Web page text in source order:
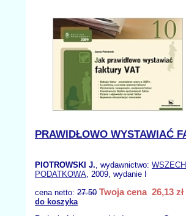
PRAWIDŁOWO WYSTAWIAĆ
PIOTROWSKI J., wydawnictwo:
PODATKOWA, 2009, wydanie I
cena netto: 27.50 Twoja cena 26,13 zł
do koszyka